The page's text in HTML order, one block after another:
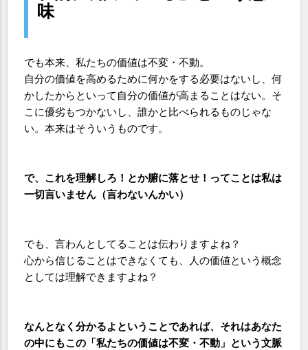
味
でも本来、私たちの価値は不変・不動。
自分の価値を高めるために何かをする必要はないし、何
かしたからといって自分の価値が高まることはない。そ
こに優劣もつかないし、誰かと比べられるものじゃな
い。本来はそういうものです。
で、これを理解しろ！とか腑に落とせ！ってことは私は
一切言いません（言わないんかい）
でも、言わんとしてることは伝わりますよね？
心から信じることはできなくても、人の価値という概念
としては理解できますよね？
なんとなく分かるよということであれば、それはあなた
の中にもこの「私たちの価値は不変・不動」という文脈